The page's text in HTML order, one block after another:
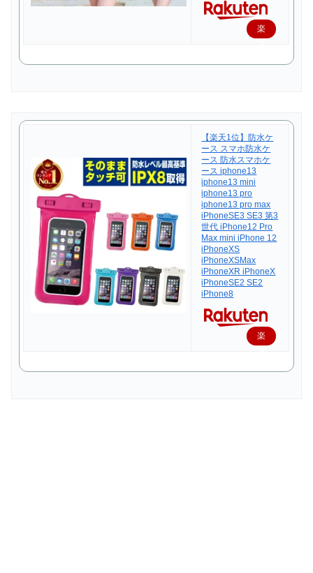
楽
で
【楽天1位】防水ケ
ース スマホ防水ケ
ース 防水スマホケ
ース iphone13
iphone13 mini
iphone13 pro
iphone13 pro max
iPhoneSE3 SE3 第3
世代 iPhone12 Pro
Max mini iPhone 12
iPhoneXS
iPhoneXSMax
iPhoneXR iPhoneX
iPhoneSE2 SE2
iPhone8
楽
で